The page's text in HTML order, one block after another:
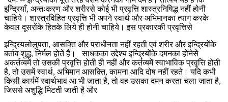
इन्द्रियाँ, अन्तःकरण और शरीरसे कोई भी प्रवृत्ति शास्त्रनिषिद्ध नहीं होनी
चाहिये। शास्त्रविहित प्रवृत्ति भी अपने स्वार्थ और अभिमानका त्याग करके
केवल दूसरोंके हितके लिये ही होनी चाहिये। इस प्रकारकी प्रवृत्तिसे
इन्द्रियलोलुपता, आसक्ति और पराधीनता नहीं रहती एवं शरीर और इन्द्रियोंके
बर्ताव शुद्ध, निर्मल होते हैं। साधकका उद्देश्य इन्द्रियोंके दमनका होनेसे
अकर्तव्यमें तो उसकी प्रवृत्ति होती ही नहीं और कर्तव्यमें स्वाभाविक प्रवृत्ति होती
है, तो उसमें स्वार्थ, अभिमान आसक्ति, कामना आदि दोष नहीं रहते। यदि कभी
किसी कार्यमें स्वार्थभाव आ भी जाता है, तो वह उसका दमन करता चला जाता है,
जिससे अशुद्धि मिटती जाती है और